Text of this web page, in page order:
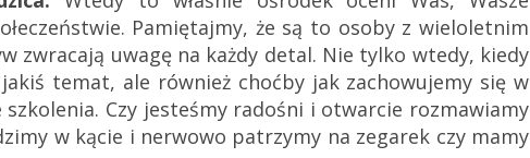
Pamiętajmy, że są to osoby z wieloletnim
zwracają uwagę na każdy detal. Nie tylko wtedy, kiedy
temat, ale również choćby jak zachowujemy się w
Czy jesteśmy radośni i otwarcie rozmawiamy
w kącie i nerwowo patrzymy na zegarek czy mamy